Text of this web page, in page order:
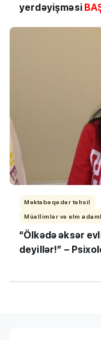
yerdəyişməsi
Məktəbəqədər təhsil
Müəllimlər və elm
“Ölkədə əksər
deyillər!” –